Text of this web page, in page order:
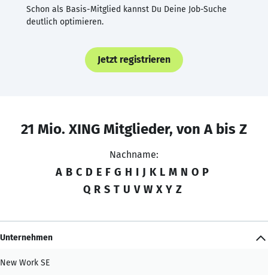
Schon als Basis-Mitglied kannst Du Deine Job-Suche
deutlich optimieren.
Jetzt registrieren
21 Mio. XING Mitglieder, von A bis Z
Nachname:
A B C D E F G H I J K L M N O P
Q R S T U V W X Y Z
Unternehmen
New Work SE